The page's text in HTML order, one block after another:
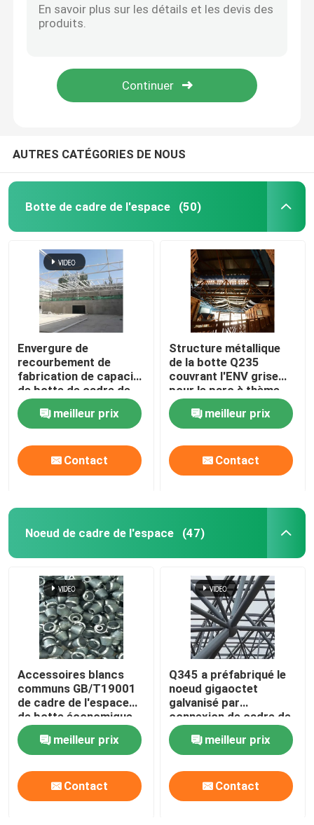
AUTRES CATÉGORIES DE NOUS
Botte de cadre de l'espace (50)
Envergure de
recourbement de
fabrication de capacité
de botte de cadre de
l'espace la grande
bottelle blanc
meilleur prix
Contact
Structure métallique
de la botte Q235
couvrant l'ENV grise
pour le parc à thème
d'intérieur de l'eau
meilleur prix
Contact
Noeud de cadre de l'espace (47)
Accessoires blancs
communs GB/T19001
de cadre de l'espace
de botte économique
de l'espace
meilleur prix
Contact
Q345 a préfabriqué le
noeud gigaoctet
galvanisé par
connexion de cadre de
l'espace
meilleur prix
Contact